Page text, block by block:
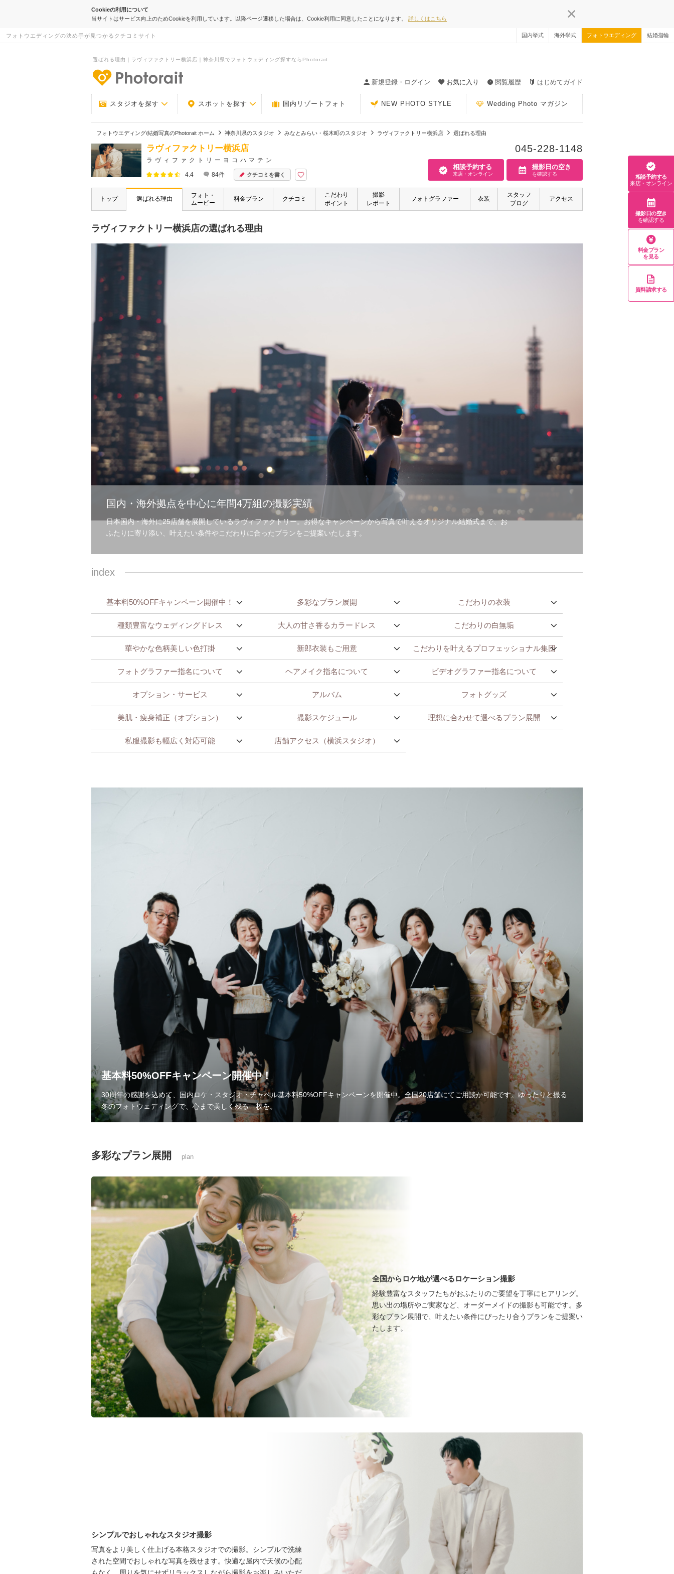
Cookieの利用について
当サイトはサービス向上のためCookieを利用しています。以降ページ遷移した場合は、Cookie利用に同意したことになります。 詳しくはこちら
フォトウエディングの決め手が見つかるクチコミサイト 国内挙式 海外挙式 フォトウエディング 結婚指輪
選ばれる理由｜ラヴィファクトリー横浜店｜神奈川県でフォトウェディング探すならPhotorait
新規登録・ログイン
お気に入り 閲覧履歴 はじめてガイド
スタジオを探す スポットを探す 国内リゾートフォト NEW PHOTO STYLE Wedding Photo マガジン
フォトウエディング/結婚写真のPhotorait ホーム 神奈川県のスタジオ みなとみらい・桜木町のスタジオ ラヴィファクトリー横浜店 選ばれる理由
ラヴィファクトリー横浜店
ラヴィファクトリーヨコハマテン
4.4 84件 クチコミを書く
045-228-1148
相談予約する
来店・オンライン
撮影日の空き
を確認する
トップ 選ばれる理由
フォト・
ムービー
料金プラン クチコミ
こだわり
ポイント
撮影
レポート
フォトグラファー 衣装
スタッフ
ブログ
アクセス
ラヴィファクトリー横浜店の選ばれる理由
国内・海外拠点を中心に年間4万組の撮影実績
日本国内・海外に25店舗を展開しているラヴィファクトリー。お得なキャンペーンから写真で叶えるオリジナル結婚式まで、お
ふたりに寄り添い、叶えたい条件やこだわりに合ったプランをご提案いたします。
index
基本料50%OFFキャンペーン開催中！ 多彩なプラン展開 こだわりの衣装
種類豊富なウェディングドレス 大人の甘さ香るカラードレス こだわりの白無垢
華やかな色柄美しい色打掛 新郎衣装もご用意 こだわりを叶えるプロフェッショナル集団
フォトグラファー指名について ヘアメイク指名について ビデオグラファー指名について
オプション・サービス アルバム フォトグッズ
美肌・痩身補正（オプション） 撮影スケジュール 理想に合わせて選べるプラン展開
私服撮影も幅広く対応可能 店舗アクセス（横浜スタジオ）
基本料50%OFFキャンペーン開催中！
30周年の感謝を込めて、国内ロケ・スタジオ・チャペル基本料50%OFFキャンペーンを開催中。全国20店舗にてご用談か可能です。ゆったりと撮る
冬のフォトウェディングで、心まで美しく残る一枚を。
多彩なプラン展開 plan
全国からロケ地が選べるロケーション撮影
経験豊富なスタッフたちがおふたりのご要望を丁寧にヒアリング。
思い出の場所やご実家など、オーダーメイドの撮影も可能です。多
彩なプラン展開で、叶えたい条件にぴったり合うプランをご提案い
たします。
シンプルでおしゃれなスタジオ撮影
写真をより美しく仕上げる本格スタジオでの撮影。シンプルで洗練
された空間でおしゃれな写真を残せます。快適な屋内で天候の心配
相談予約する
来店・オンライン
撮影日の空き
を確認する
料金プラン
を見る
資料請求する